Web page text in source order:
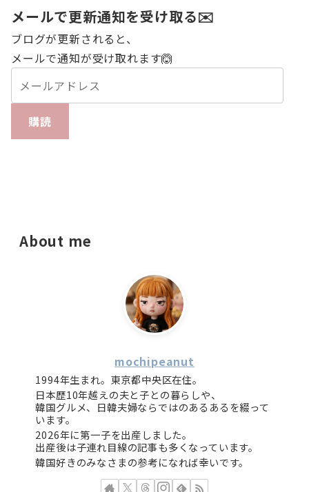
メールで更新通知を受け取る✉️
ブログが更新されると、
メールで通知が受け取れます🙆
購読
About me
mochipeanut
1994年生まれ。東京都中央区在住。
日本歴10年越えの夫と子との暮らしや、
韓国グルメ、日韓夫婦ならではのあるあるを綴って
います。
2026年に第一子を出産しました。
出産後は子連れ目線の記事も多くなっています。
韓国好きのみなさまの参考になれば幸いです。